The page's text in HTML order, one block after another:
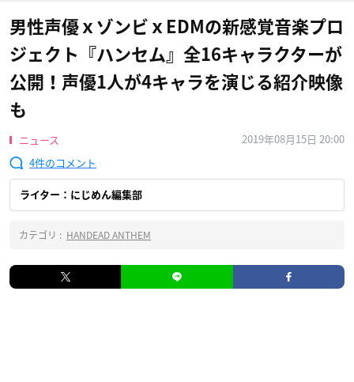
男性声優ｘゾンビｘEDMの新感覚音楽プロ
ジェクト『ハンセム』全16キャラクターが
公開！声優1人が4キャラを演じる紹介映像
も
ニュース
2019年08月15日 20:00
4
ライター：にじめん編集部
カテゴリ : HANDEAD ANTHEM